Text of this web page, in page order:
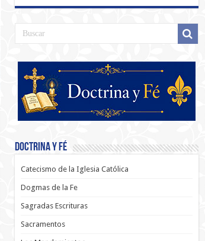
Doctrina y Fé
Catecismo de la Iglesia Católica
Dogmas de la Fe
Sagradas Escrituras
Sacramentos